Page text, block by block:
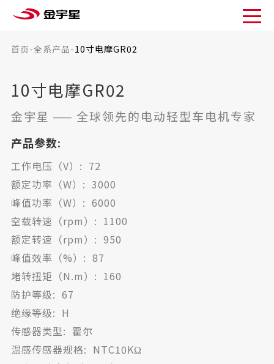
首页-全系产品-10寸电摩GR02
10寸电摩GR02
金宇星 —— 全球领先的电动轻型车电机专家
产品参数:
工作电压（V）: 72
额定功率（W）: 3000
峰值功率（W）: 6000
空载转速（rpm）: 1100
额定转速（rpm）: 950
峰值效率（%）: 87
堵转扭矩（N.m）: 160
防护等级: 67
绝缘等级: H
传感器类型: 霍尔
温感传感器规格: NTC10KΩ